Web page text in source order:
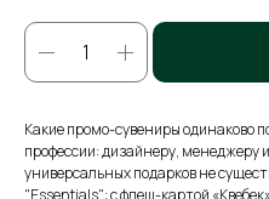
Какие промо-сувениры одинаково
профессии: дизайнеру, менеджеру
универсальных подарков не